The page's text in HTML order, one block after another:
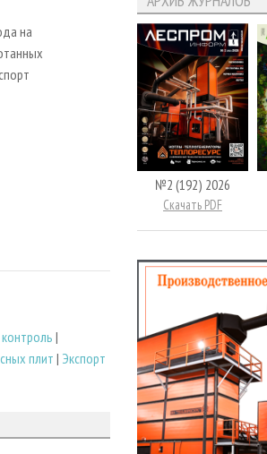
на
|
плит | Экспорт
№2 (192) 2026
Скачать PDF